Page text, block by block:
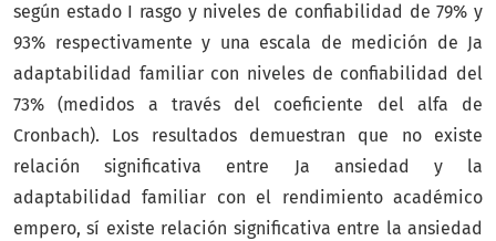
según estado I rasgo y niveles de confiabilidad de 79% y
93% respectivamente y una escala de medición de Ja
adaptabilidad familiar con niveles de confiabilidad del
73% (medidos a través del coeficiente del alfa de
Cronbach). Los resultados demuestran que no existe
relación significativa entre Ja ansiedad y la
adaptabilidad familiar con el rendimiento académico
empero, sí existe relación significativa entre la ansiedad